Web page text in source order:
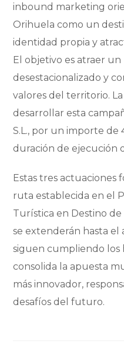
inbound marketing
Orihuela como un
identidad propia y
El objetivo es atraer
desestacionalizado y
valores del territorio.
desarrollar esta
S.L., por un importe de
duración de ejecución
Estas tres actuaciones
ruta establecida en el
Turística en Destino
se extenderán hasta el
siguen cumpliendo los
consolida la apuesta
más innovador,
desafíos del futuro.